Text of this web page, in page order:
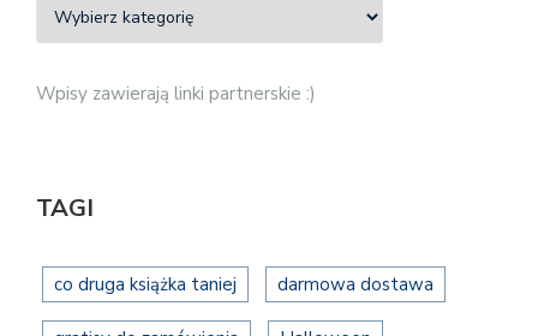
Wpisy zawierają linki partnerskie :)
TAGI
co druga książka taniej darmowa dostawa